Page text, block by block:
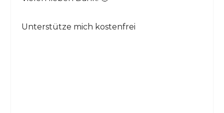
Unterstütze mich kostenfrei